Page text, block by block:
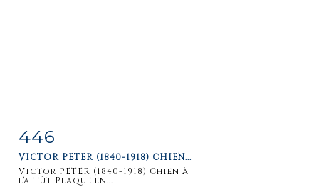
Fiche
détaillée
446
VICTOR PETER (1840-1918) CHIEN...
Victor PETER (1840-1918) Chien à
l'affût Plaque en...